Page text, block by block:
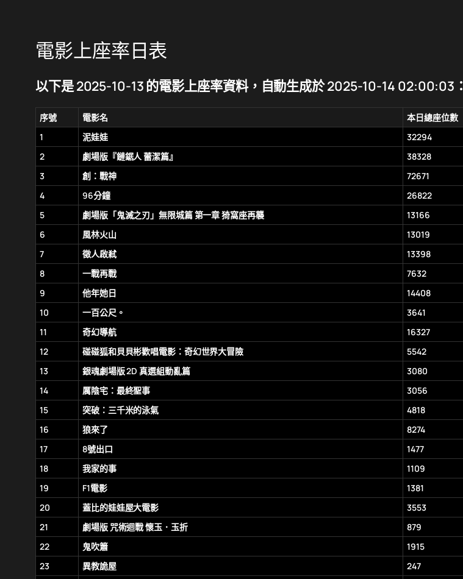
電影上座率日表
以下是 2025-10-13 的電影上座率資料，自動生成於 2025-10-14 02:00:03：
序號 電影名 本日總座位數
1
泥娃娃 32294
2
劇場版『鏈鋸人 蕾潔篇』 38328
3
創：戰神 72671
4
96分鐘 26822
5
劇場版「鬼滅之刃」無限城篇 第一章 猗窩座再襲 13166
6
風林火山 13019
7
徵人啟弒 13398
8
一戰再戰 7632
9
他年她日 14408
10
一百公尺。 3641
11
奇幻導航 16327
12
碰碰狐和貝貝彬歡唱電影：奇幻世界大冒險 5542
13
銀魂劇場版 2D 真選組動亂篇 3080
14
厲陰宅：最終聖事 3056
15
突破：三千米的泳氣 4818
16
狼來了 8274
17
8號出口 1477
18
我家的事 1109
19
F1電影 1381
20
蓋比的娃娃屋大電影 3553
21
劇場版 咒術迴戰 懷玉．玉折 879
22
鬼吹簫 1915
23
異教詭屋 247